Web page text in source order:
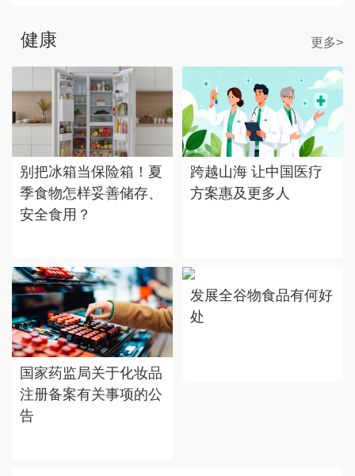
健康 更多>
别把冰箱当保险箱！夏
季食物怎样妥善储存、
安全食用？
跨越山海 让中国医疗
方案惠及更多人
国家药监局关于化妆品
注册备案有关事项的公
告
发展全谷物食品有何好
处